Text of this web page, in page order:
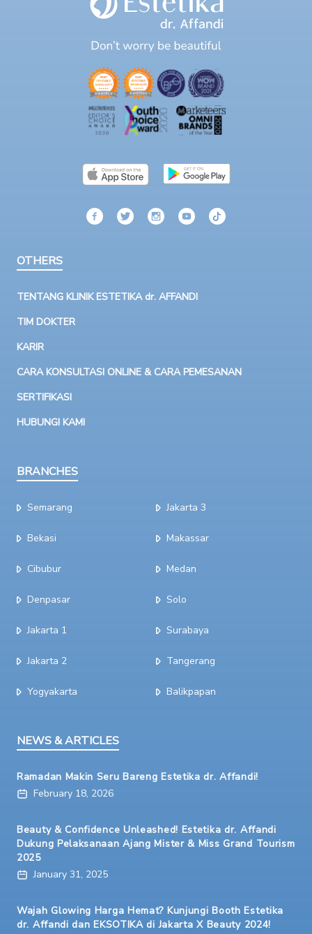
OTHERS
TENTANG KLINIK ESTETIKA dr. AFFANDI
TIM DOKTER
KARIR
CARA KONSULTASI ONLINE & CARA PEMESANAN
SERTIFIKASI
HUBUNGI KAMI
BRANCHES
Semarang
Bekasi
Cibubur
Denpasar
Jakarta 1
Jakarta 2
Yogyakarta
Jakarta 3
Makassar
Medan
Solo
Surabaya
Tangerang
Balikpapan
NEWS & ARTICLES
Ramadan Makin Seru Bareng Estetika dr. Affandi!
February 18, 2026
Beauty & Confidence Unleashed! Estetika dr. Affandi
Dukung Pelaksanaan Ajang Mister & Miss Grand Tourism
2025
January 31, 2025
Wajah Glowing Harga Hemat? Kunjungi Booth Estetika
dr. Affandi dan EKSOTIKA di Jakarta X Beauty 2024!